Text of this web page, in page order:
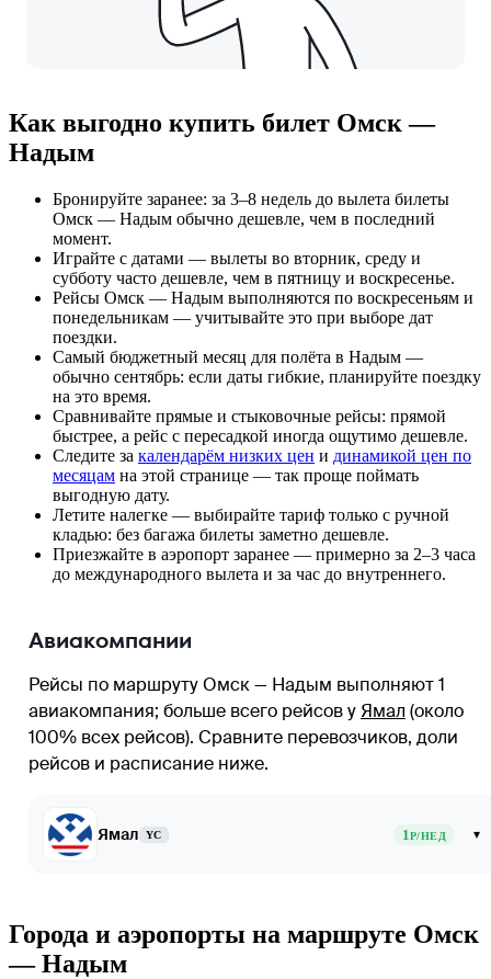
Как выгодно купить билет Омск —
Надым
Бронируйте заранее: за 3–8 недель до вылета билеты
Омск — Надым обычно дешевле, чем в последний
момент.
Играйте с датами — вылеты во вторник, среду и
субботу часто дешевле, чем в пятницу и воскресенье.
Рейсы Омск — Надым выполняются по воскресеньям и
понедельникам — учитывайте это при выборе дат
поездки.
Самый бюджетный месяц для полёта в Надым —
обычно сентябрь: если даты гибкие, планируйте поездку
на это время.
Сравнивайте прямые и стыковочные рейсы: прямой
быстрее, а рейс с пересадкой иногда ощутимо дешевле.
Следите за календарём низких цен и динамикой цен по
месяцам на этой странице — так проще поймать
выгодную дату.
Летите налегке — выбирайте тариф только с ручной
кладью: без багажа билеты заметно дешевле.
Приезжайте в аэропорт заранее — примерно за 2–3 часа
до международного вылета и за час до внутреннего.
Авиакомпании
Рейсы по маршруту Омск — Надым выполняют 1
авиакомпания; больше всего рейсов у Ямал (около
100% всех рейсов). Сравните перевозчиков, доли
рейсов и расписание ниже.
Ямал YC 1Р/НЕД ▾
Города и аэропорты на маршруте Омск
— Надым